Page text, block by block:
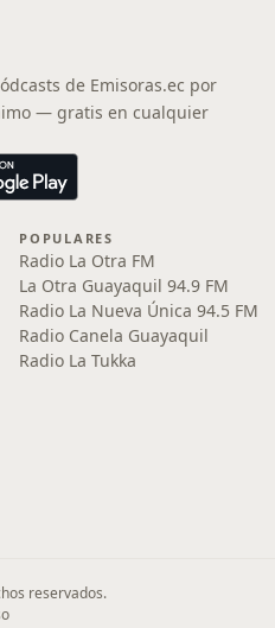
de Emisoras.ec por
— gratis en cualquier
POPULARES
Radio La Otra FM
La Otra Guayaquil 94.9 FM
Radio La Nueva Única 94.5 FM
Radio Canela Guayaquil
Radio La Tukka
reservados.